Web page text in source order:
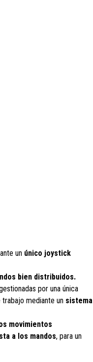
un único joystick
bien distribuidos.
por una única
mediante un sistema
movimientos
a los mandos, para un